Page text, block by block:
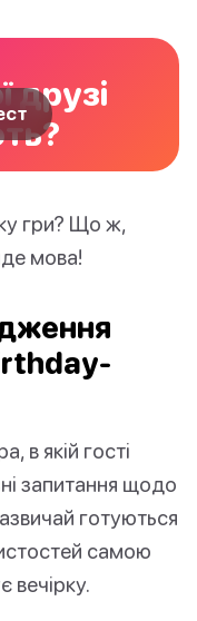
друзі
гри? Що ж,
мова!
в якій гості
запитання щодо
готуються
самою
вечірку.